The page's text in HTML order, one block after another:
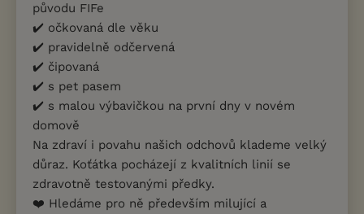
původu FIFe
✔️ očkovaná dle věku
✔️ pravidelně odčervená
✔️ čipovaná
✔️ s pet pasem
✔️ s malou výbavičkou na první dny v novém
domově
Na zdraví i povahu našich odchovů klademe velký
důraz. Koťátka pocházejí z kvalitních linií se
zdravotně testovanými předky.
❤️ Hledáme pro ně především milující a